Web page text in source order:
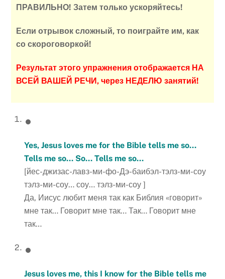
ПРАВИЛЬНО! Затем только ускоряйтесь!
Если отрывок сложный, то поиграйте им, как
со скороговоркой!
Результат этого упражнения отображается НА
ВСЕЙ ВАШЕЙ РЕЧИ, через НЕДЕЛЮ занятий!
Yes, Jesus loves me for the Bible tells me so…
Tells me so… So… Tells me so…
[йес-джизас-лавз-ми-фо-Дэ-баибэл-тэлз-ми-соу
тэлз-ми-соу… соу… тэлз-ми-соу ]
Да, Иисус любит меня так как Библия «говорит»
мне так… Говорит мне так… Так… Говорит мне
так…
Jesus loves me, this I know for the Bible tells me